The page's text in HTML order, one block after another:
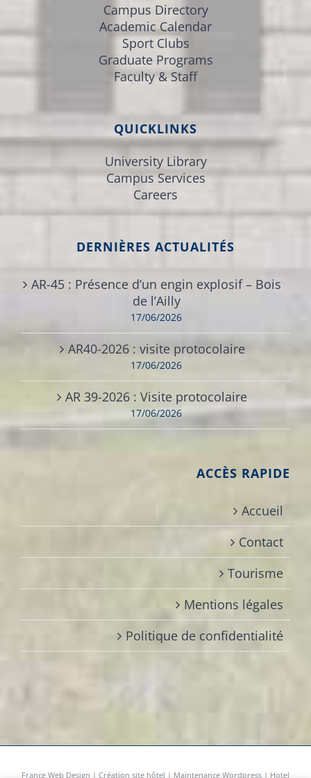
Campus Directory
Academic Calendar
Sport Clubs
Graduate Programs
Faculty & Staff
QUICKLINKS
University Library
Campus Services
Careers
DERNIÈRES ACTUALITÉS
AR-45 : Présence d’un engin explosif – Bois
de l’Ailly
17/06/2026
AR40-2026 : visite protocolaire
17/06/2026
AR 39-2026 : Visite protocolaire
17/06/2026
ACCÈS RAPIDE
Accueil
Contact
Tourisme
Mentions légales
Politique de confidentialité
France Web Design | Création site hôtel | Maintenance Wordpress | Hotel